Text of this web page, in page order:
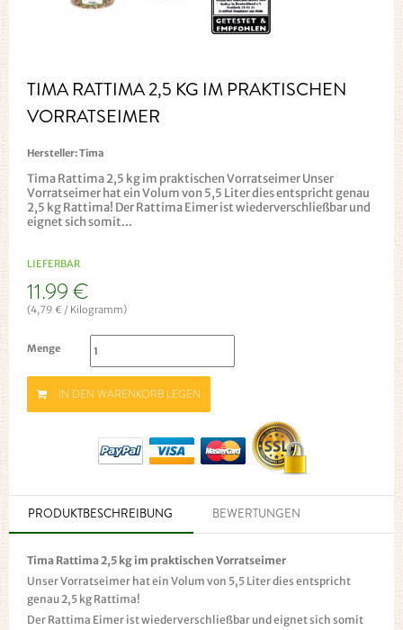
TIMA RATTIMA 2,5 KG IM PRAKTISCHEN
VORRATSEIMER
Hersteller:Tima
Tima Rattima 2,5 kg im praktischen Vorratseimer Unser
Vorratseimer hat ein Volum von 5,5 Liter dies entspricht genau
2,5 kg Rattima! Der Rattima Eimer ist wiederverschließbar und
eignet sich somit...
LIEFERBAR
11.99 €
(4,79 € / Kilogramm)
Menge
IN DEN WARENKORB LEGEN
PRODUKTBESCHREIBUNG BEWERTUNGEN
Tima Rattima 2,5 kg im praktischen Vorratseimer
Unser Vorratseimer hat ein Volum von 5,5 Liter dies entspricht
genau 2,5 kg Rattima!
Der Rattima Eimer ist wiederverschließbar und eignet sich somit